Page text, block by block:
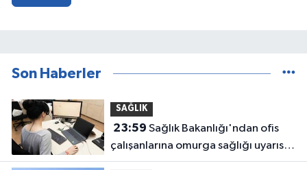
Son Haberler
SAĞLIK
23:59
çalışanlarına omurga sağlığı uyarısı:
6 altın kural